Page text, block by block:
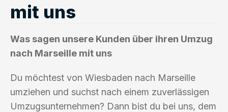
mit uns
Was sagen unsere Kunden über ihren Umzug
nach Marseille mit uns
Du möchtest von Wiesbaden nach Marseille
umziehen und suchst nach einem zuverlässigen
Umzugsunternehmen? Dann bist du bei uns, dem